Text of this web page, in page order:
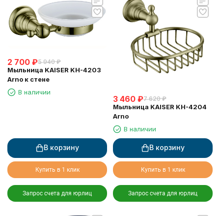
2 700 ₽5 940 ₽
Мыльница KAISER KH-4203
Arno к стене
В наличии
В корзину
Купить в 1 клик
Запрос счета для юрлиц
3 460 ₽7 620 ₽
Мыльница KAISER KH-4204
Arno
В наличии
В корзину
Купить в 1 клик
Запрос счета для юрлиц